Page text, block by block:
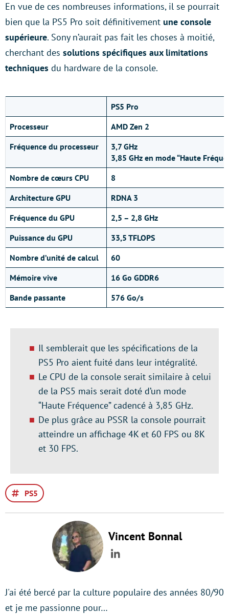
En vue de ces nombreuses informations, il se pourrait
bien que la PS5 Pro soit définitivement une console
supérieure. Sony n’aurait pas fait les choses à moitié,
cherchant des solutions spécifiques aux limitations
techniques du hardware de la console.
PS5 Pro
Processeur
AMD Zen 2
Fréquence du processeur
3,7 GHz
3,85 GHz en mode “Haute
Nombre de cœurs CPU
8
Architecture GPU
RDNA 3
Fréquence du GPU
2,5 – 2,8 GHz
Puissance du GPU
33,5 TFLOPS
Nombre d’unité de calcul
60
Mémoire vive
16 Go GDDR6
Bande passante
576 Go/s
Il semblerait que les spécifications de la
PS5 Pro aient fuité dans leur intégralité.
Le CPU de la console serait similaire à celui
de la PS5 mais serait doté d’un mode
“Haute Fréquence” cadencé à 3,85 GHz.
De plus grâce au PSSR la console pourrait
atteindre un affichage 4K et 60 FPS ou 8K
et 30 FPS.
PS5
Vincent Bonnal
LinkedIn
J'ai été bercé par la culture populaire des années 80/90
et je me passionne pour…